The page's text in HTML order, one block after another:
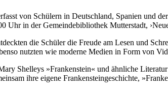
von Schülern in Deutschland, Spanien und
Uhr in der Gemeindebibliothek Mutterstadt,
die Schüler die Freude am Lesen und
nutzten wie moderne Medien in Form von
Shelleys »Frankenstein« und ähnliche
ihre eigene Frankensteingeschichte,